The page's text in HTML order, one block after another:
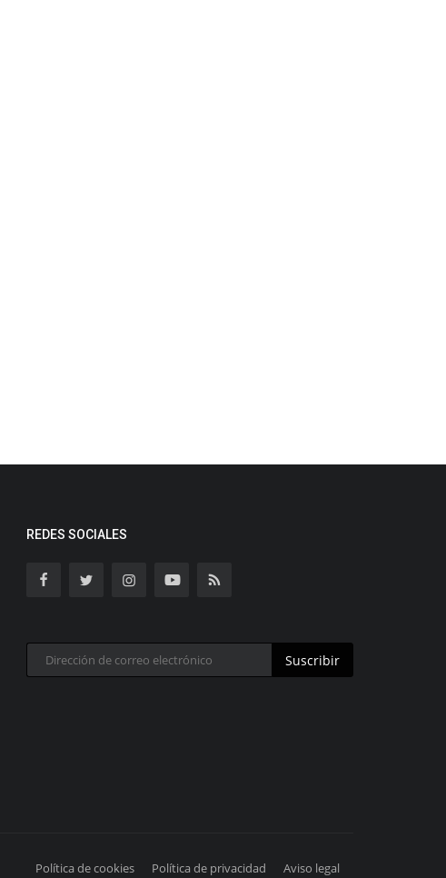
REDES SOCIALES
Suscribir
Política de cookies Política de privacidad Aviso legal